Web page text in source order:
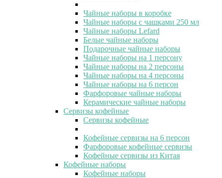
Чайные наборы в коробке
Чайные наборы с чашками 250 мл
Чайные наборы Lefard
Белые чайные наборы
Подарочные чайные наборы
Чайные наборы на 1 персону
Чайные наборы на 2 персоны
Чайные наборы на 4 персоны
Чайные наборы на 6 персон
Фарфоровые чайные наборы
Керамические чайные наборы
Сервизы кофейные
Сервизы кофейные
Кофейные сервизы на 6 персон
Фарфоровые кофейные сервизы
Кофейные сервизы из Китая
Кофейные наборы
Кофейные наборы